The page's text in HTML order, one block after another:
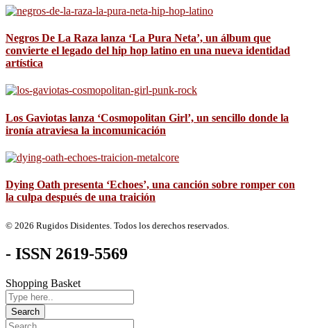
Negros De La Raza lanza ‘La Pura Neta’, un álbum que
convierte el legado del hip hop latino en una nueva identidad
artística
Los Gaviotas lanza ‘Cosmopolitan Girl’, un sencillo donde la
ironía atraviesa la incomunicación
Dying Oath presenta ‘Echoes’, una canción sobre romper con
la culpa después de una traición
© 2026 Rugidos Disidentes. Todos los derechos reservados.
- ISSN 2619-5569
Shopping Basket